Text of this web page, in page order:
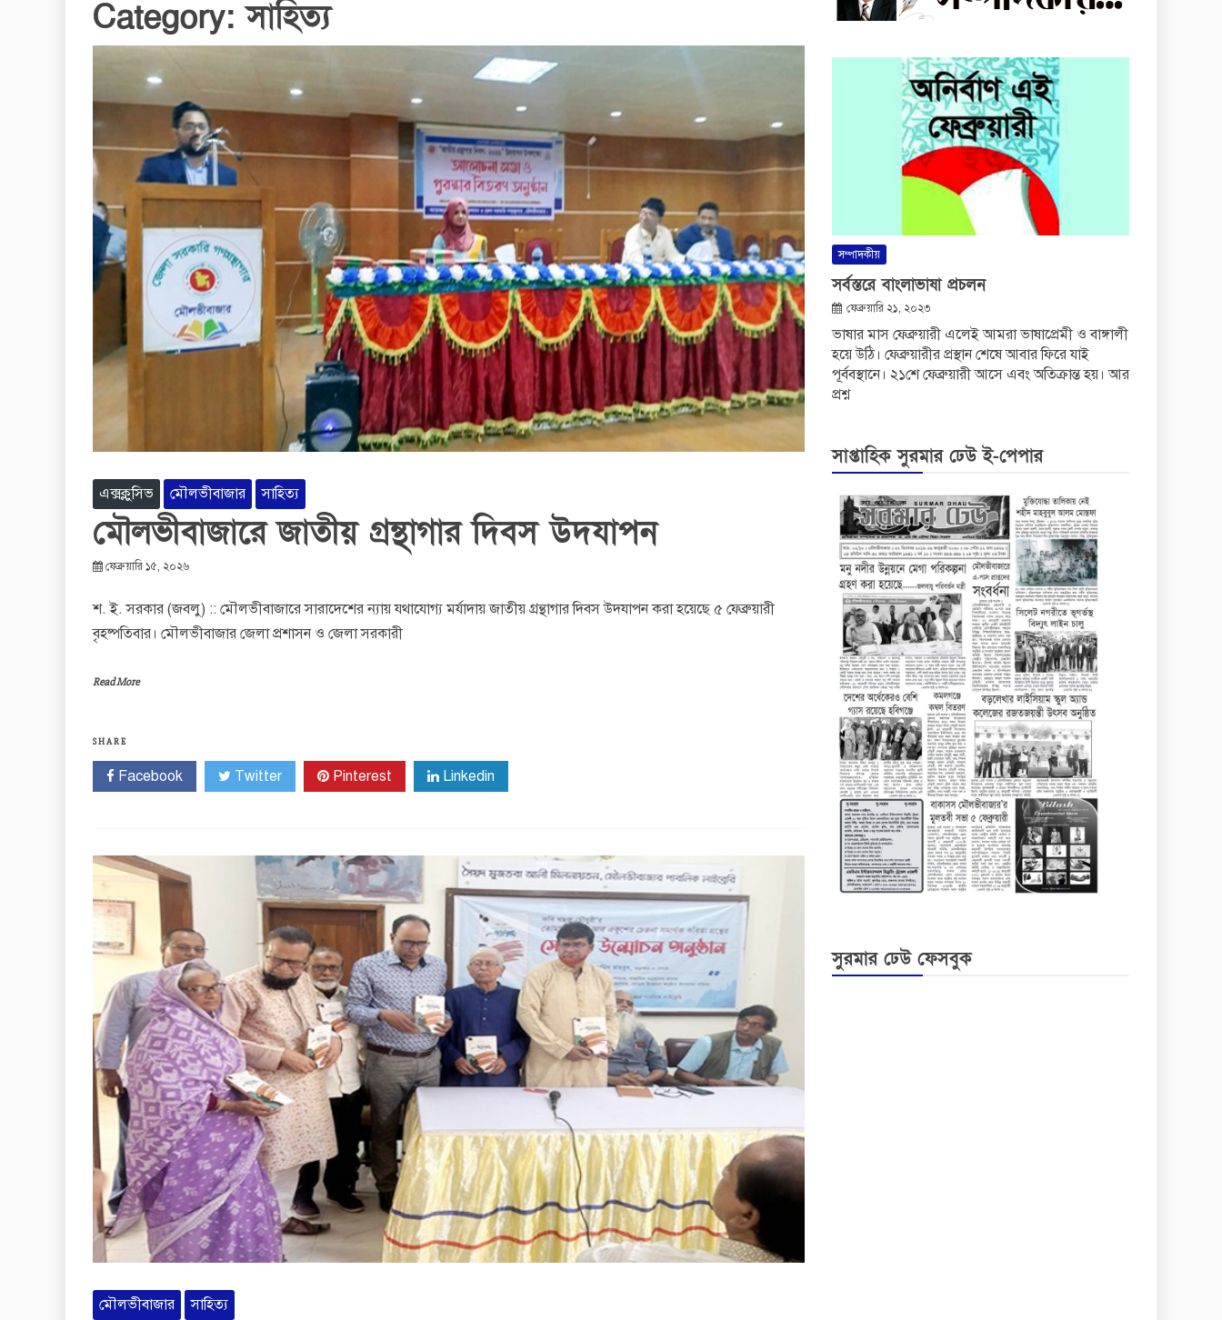
Category:সাহিত্য
এক্সক্লুসিভ মৌলভীবাজার সাহিত্য
মৌলভীবাজারে জাতীয় গ্রন্থাগার দিবস উদযাপন
ফেব্রুয়ারি ১৫, ২০২৬
শ. ই. সরকার (জবলু) :: মৌলভীবাজারে সারাদেশের ন্যায় যথাযোগ্য মর্যাদায় জাতীয় গ্রন্থাগার দিবস উদযাপন করা হয়েছে ৫ ফেব্রুয়ারী
বৃহষ্পতিবার। মৌলভীবাজার জেলা প্রশাসন ও জেলা সরকারী
Read More
SHARE
Facebook Twitter Pinterest Linkedin
মৌলভীবাজার সাহিত্য
সম্পাদকীয়
সর্বস্তরে বাংলাভাষা প্রচলন
ফেব্রুয়ারি ২১, ২০২৩
ভাষার মাস ফেব্রুয়ারী এলেই আমরা ভাষাপ্রেমী ও বাঙ্গালী
হয়ে উঠি। ফেব্রুয়ারীর প্রস্থান শেষে আবার ফিরে যাই
পূর্ববস্থানে। ২১শে ফেব্রুয়ারী আসে এবং অতিক্রান্ত হয়। আর
প্রশ্ন
সাপ্তাহিক সুরমার ঢেউ ই-পেপার
সুরমার ঢেউ ফেসবুক